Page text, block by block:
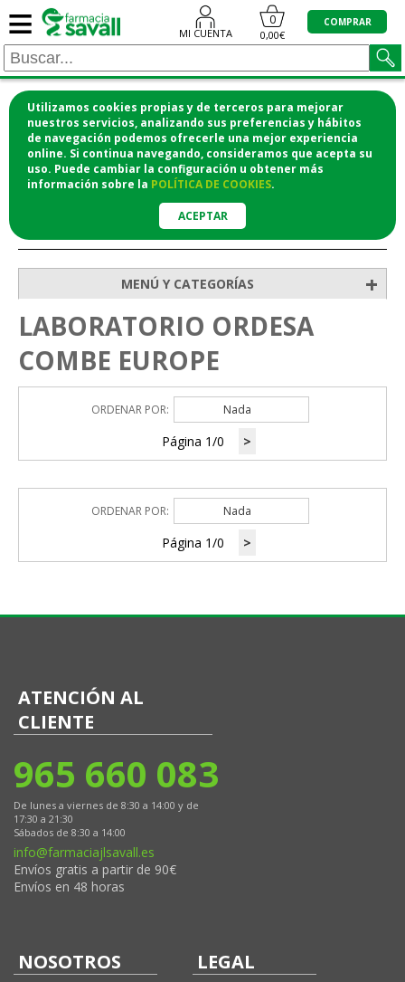
Utilizamos cookies propias y de terceros para mejorar
nuestros servicios, analizando sus preferencias y hábitos
de navegación podemos ofrecerle una mejor experiencia
online. Si continua navegando, consideramos que acepta su
uso. Puede cambiar la configuración u obtener más
información sobre la POLÍTICA DE COOKIES.
ACEPTAR
≡ MI CUENTA
0
0,00€
COMPRAR
¡COMPRA CÓMODAMENTE DESDE CASA Y RECOGE
EN LA FARMACIA!
o si lo prefieres te lo mandamos a casa
MENÚ Y CATEGORÍAS +
LABORATORIO ORDESA
COMBE EUROPE
ORDENAR POR: Nada
Página 1/0 >
ORDENAR POR: Nada
Página 1/0 >
ATENCIÓN AL
CLIENTE
965 660 083
De lunes a viernes de 8:30 a 14:00 y de
17:30 a 21:30
Sábados de 8:30 a 14:00
info@farmaciajlsavall.es
Envíos gratis a partir de 90€
Envíos en 48 horas
NOSOTROS LEGAL